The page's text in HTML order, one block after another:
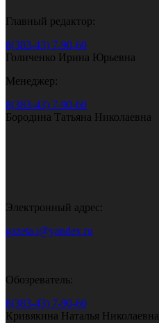
Главный редактор:
8(383-43) 7-90-60
Голиченко Ирина Юрьевна
Менеджер:
8(383-43) 7-90-60
Бородина Татьяна Николаевна
Электронный адрес:
gazeta.i@yandex.ru
Обозреватель:
8(383-43) 7-90-60
Кривякина Наталья Николаевна